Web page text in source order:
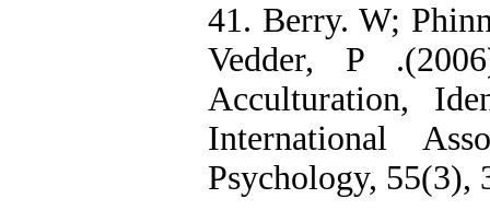
41. Berry. W;
Vedder, P
Acculturation,
International
Psychology, 55(3),